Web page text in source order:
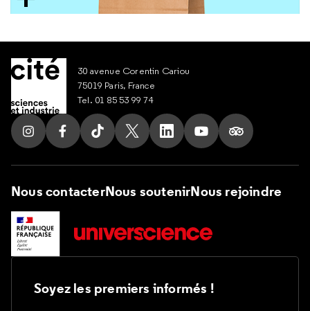
30 avenue Corentin Cariou
75019 Paris, France
Tel. 01 85 53 99 74
Suivez nous sur Instagram
Suivez nous sur Facebook
Suivez nous sur Tik Tok
Suivez nous sur X
Suivez nous sur LinkedIn
Suivez nous sur
Suivez nous
Nous contacterNous soutenirNous rejoindre
Soyez les premiers informés !